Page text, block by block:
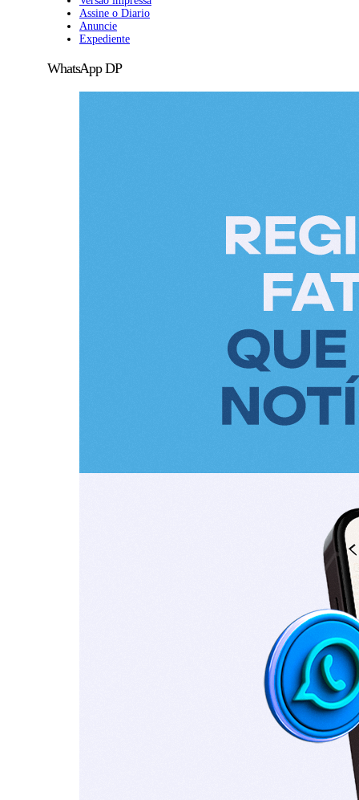
Assine o Diario
Anuncie
Expediente
WhatsApp DP